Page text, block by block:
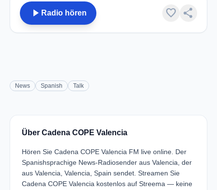
play_arrow Radio hören favorite share
News Spanish Talk
Über Cadena COPE Valencia
Hören Sie Cadena COPE Valencia FM live online. Der
Spanishsprachige News-Radiosender aus Valencia, der
aus Valencia, Valencia, Spain sendet. Streamen Sie
Cadena COPE Valencia kostenlos auf Streema — keine